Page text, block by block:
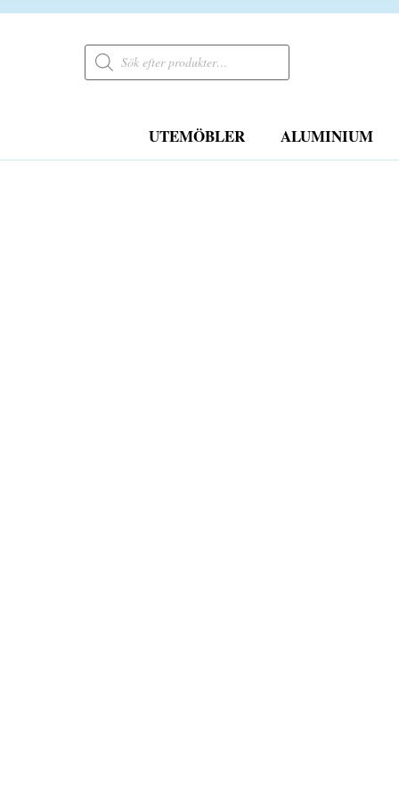
Products
search
UTEMÖBLER ALUMINIUM